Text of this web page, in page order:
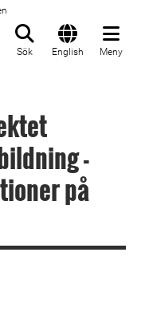
Sök English Meny
-
på